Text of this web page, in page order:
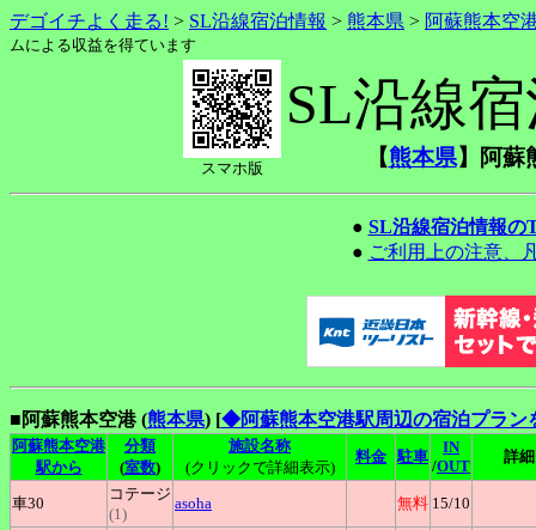
デゴイチよく走る! > SL沿線宿泊情報 > 熊本県 > 阿蘇熊本空
ムによる収益を得ています
スマホ版
SL沿線
【熊本県】阿蘇
● SL沿線宿泊情報の
● ご利用上の注意、
■阿蘇熊本空港 (熊本県) [◆阿蘇熊本空港駅周辺の宿泊プラン
阿蘇熊本空港
駅から
分類
(室数)
施設名称
(クリックで詳細表示)
料金 駐車
IN
/OUT
詳
車30
コテージ
(1)
asoha 無料 15/10